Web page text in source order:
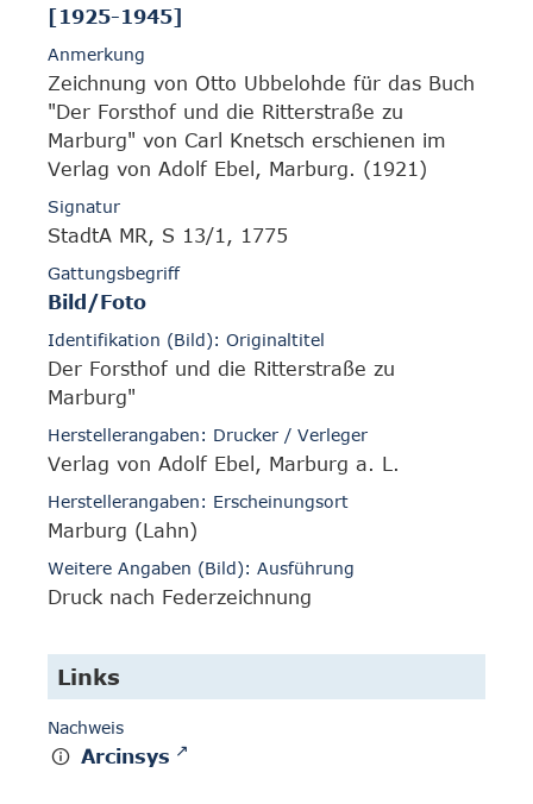
[1925-1945]
Anmerkung
Zeichnung von Otto Ubbelohde für das Buch
"Der Forsthof und die Ritterstraße zu
Marburg" von Carl Knetsch erschienen im
Verlag von Adolf Ebel, Marburg. (1921)
Signatur
StadtA MR, S 13/1, 1775
Gattungsbegriff
Bild/Foto
Identifikation (Bild): Originaltitel
Der Forsthof und die Ritterstraße zu
Marburg"
Herstellerangaben: Drucker / Verleger
Verlag von Adolf Ebel, Marburg a. L.
Herstellerangaben: Erscheinungsort
Marburg (Lahn)
Weitere Angaben (Bild): Ausführung
Druck nach Federzeichnung
Links
Nachweis
Arcinsys